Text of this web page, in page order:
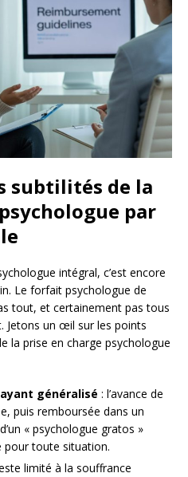
subtilités de la
par
intégral, c’est encore
Le forfait psychologue de
tout, et certainement pas tous
Jetons un œil sur les points
la prise en charge psychologue
généralisé : l’avance de
puis remboursée dans un
« psychologue gratos »
pour toute situation.
limité à la souffrance